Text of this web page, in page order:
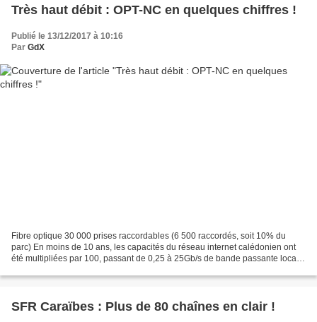
Très haut débit : OPT-NC en quelques chiffres !
Publié le 13/12/2017 à 10:16
Par GdX
Fibre optique 30 000 prises raccordables (6 500 raccordés, soit 10% du
parc) En moins de 10 ans, les capacités du réseau internet calédonien ont
été multipliées par 100, passant de 0,25 à 25Gb/s de bande passante locale
SFR Caraïbes : Plus de 80 chaînes en clair !